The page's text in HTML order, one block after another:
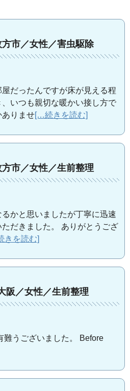
市／女性／害虫駆除
だったんですが床が見える程
いつも親切な暖かい接し方で
ありませ[…続きを読む]
市／女性／生前整理
かと思いましたが丁寧に迅速
だきました。 ありがとうござ
きを読む]
阪／女性／生前整理
難うございました。 Before